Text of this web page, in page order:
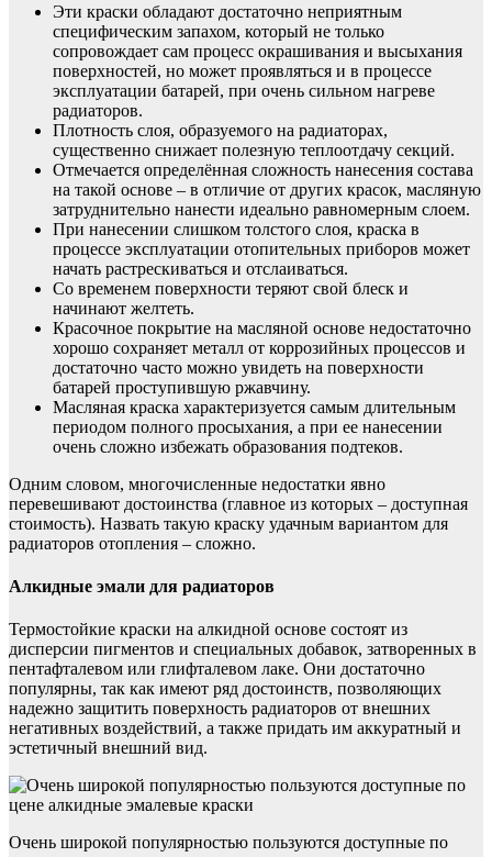
Эти краски обладают достаточно неприятным
специфическим запахом, который не только
сопровождает сам процесс окрашивания и высыхания
поверхностей, но может проявляться и в процессе
эксплуатации батарей, при очень сильном нагреве
радиаторов.
Плотность слоя, образуемого на радиаторах,
существенно снижает полезную теплоотдачу секций.
Отмечается определённая сложность нанесения состава
на такой основе – в отличие от других красок, масляную
затруднительно нанести идеально равномерным слоем.
При нанесении слишком толстого слоя, краска в
процессе эксплуатации отопительных приборов может
начать растрескиваться и отслаиваться.
Со временем поверхности теряют свой блеск и
начинают желтеть.
Красочное покрытие на масляной основе недостаточно
хорошо сохраняет металл от коррозийных процессов и
достаточно часто можно увидеть на поверхности
батарей проступившую ржавчину.
Масляная краска характеризуется самым длительным
периодом полного просыхания, а при ее нанесении
очень сложно избежать образования подтеков.
Одним словом, многочисленные недостатки явно
перевешивают достоинства (главное из которых – доступная
стоимость). Назвать такую краску удачным вариантом для
радиаторов отопления – сложно.
Алкидные эмали для радиаторов
Термостойкие краски на алкидной основе состоят из
дисперсии пигментов и специальных добавок, затворенных в
пентафталевом или глифталевом лаке. Они достаточно
популярны, так как имеют ряд достоинств, позволяющих
надежно защитить поверхность радиаторов от внешних
негативных воздействий, а также придать им аккуратный и
эстетичный внешний вид.
Очень широкой популярностью пользуются доступные по